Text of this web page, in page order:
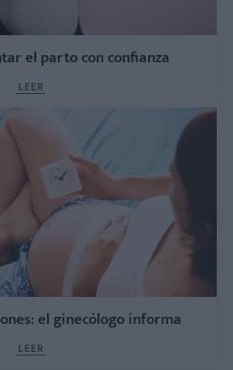
el parto con confianza
LEER
el ginecólogo informa
LEER